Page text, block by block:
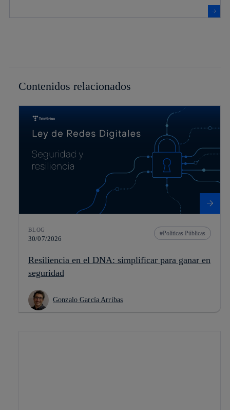
Contenidos relacionados
BLOG
30/07/2026
Políticas Públicas
Resiliencia en el DNA: simplificar para ganar en
seguridad
Gonzalo García Arribas